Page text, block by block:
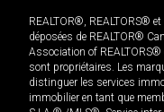
REALTOR®, REALTORS®
déposées de REALTOR®
Association of
sont propriétaires. Les
distinguer les services
immobilier en tant que